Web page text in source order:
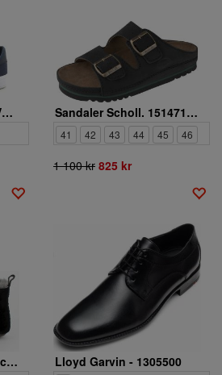
Sneakers Björn Borg. V200 2212432501-7300 Sandaler Scholl. 15147120.06 Airbase
41 42 43 44 45 46
1 100 kr 825 kr
Tofflor Axelda, Innsbruck 3393 Lloyd Garvin - 1305500